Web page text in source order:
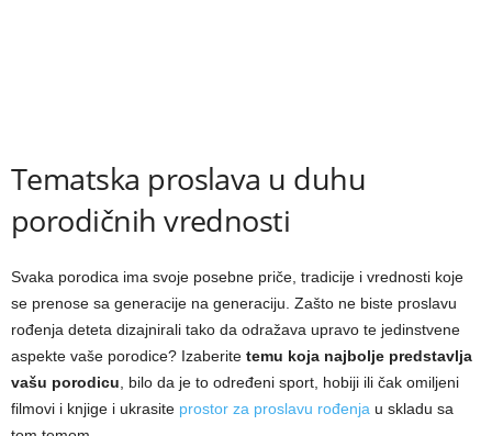
Tematska proslava u duhu
porodičnih vrednosti
Svaka porodica ima svoje posebne priče, tradicije i vrednosti koje
se prenose sa generacije na generaciju. Zašto ne biste proslavu
rođenja deteta dizajnirali tako da odražava upravo te jedinstvene
aspekte vaše porodice? Izaberite temu koja najbolje predstavlja
vašu porodicu , bilo da je to određeni sport, hobiji ili čak omiljeni
filmovi i knjige i ukrasite prostor za proslavu rođenja u skladu sa